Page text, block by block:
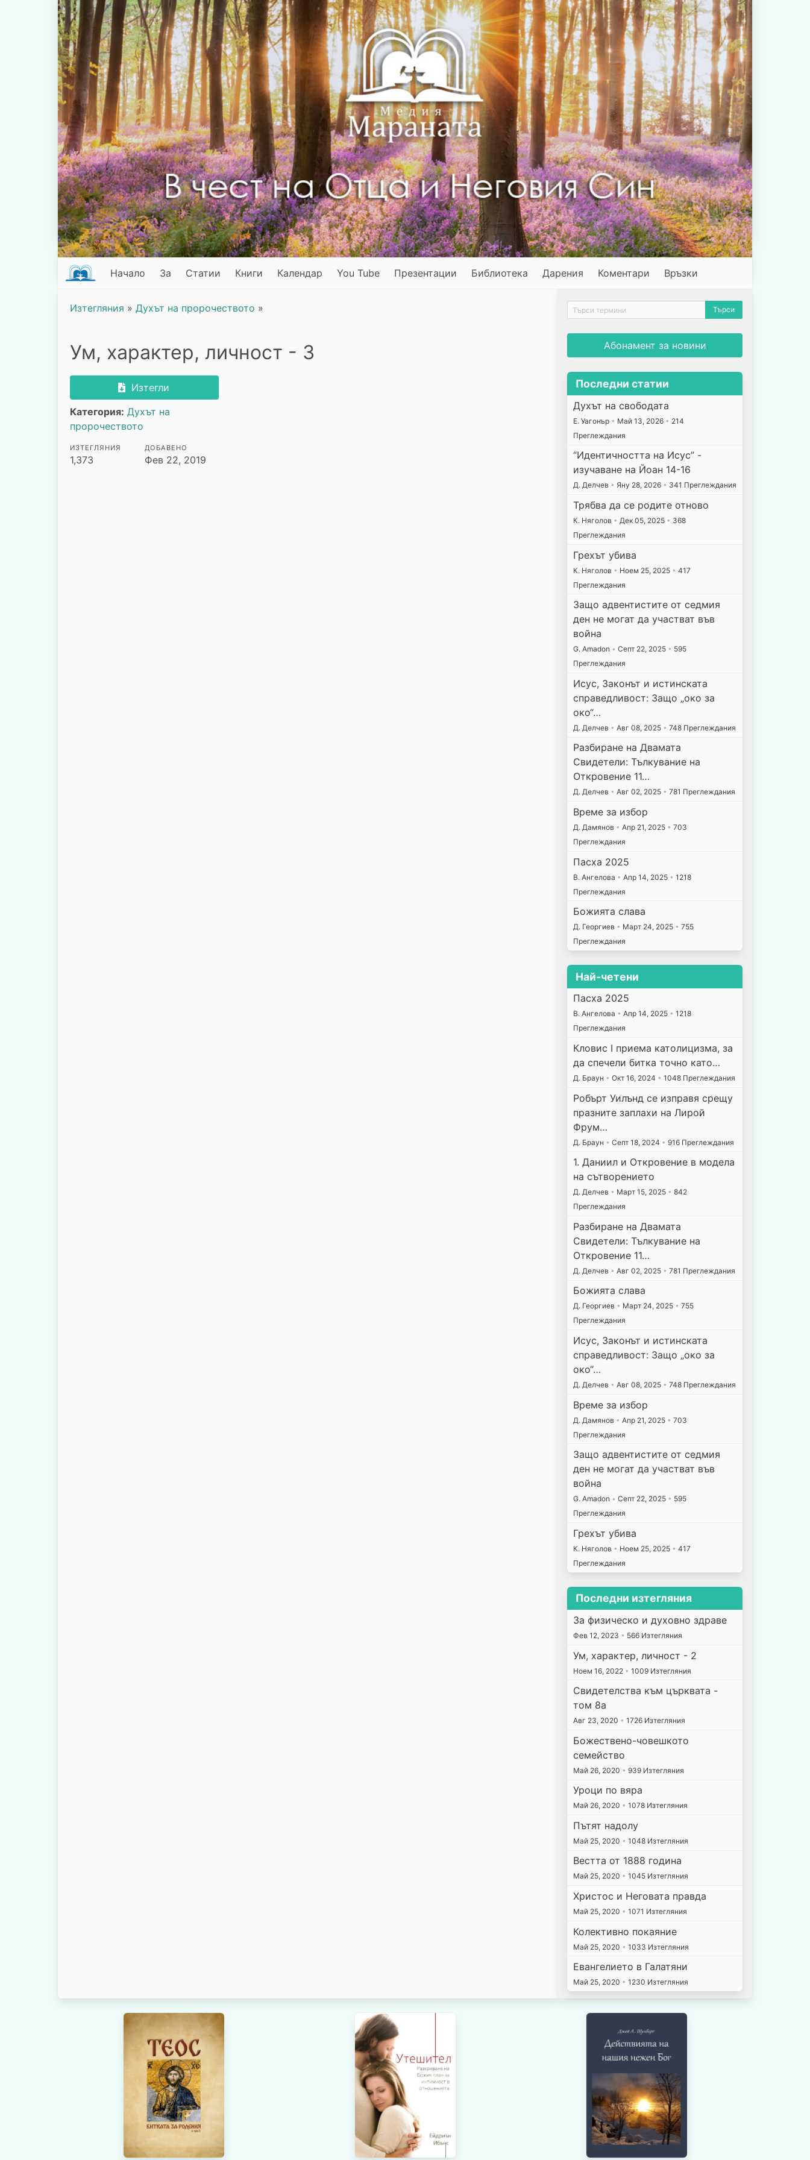
Начало За Статии Книги Календар You Tube Презентации Библиотека Дарения Коментари Връзки
Изтегляния » Духът на пророчеството »
Ум, характер, личност - 3
Изтегли
Категория: Духът на
пророчеството
ИЗТЕГЛЯНИЯ
1,373
ДОБАВЕНО
Фев 22, 2019
Абонамент за новини
Последни статии
Духът на свободата
E. Уагонър • Май 13, 2026 • 214
Преглеждания
“Идентичността на Исус” -
изучаване на Йоан 14-16
Д. Делчев • Яну 28, 2026 • 341 Преглеждания
Трябва да се родите отново
К. Няголов • Дек 05, 2025 • 368
Преглеждания
Грехът убива
К. Няголов • Ноем 25, 2025 • 417
Преглеждания
Защо адвентистите от седмия
ден не могат да участват във
война
G. Amadon • Септ 22, 2025 • 595
Преглеждания
Исус, Законът и истинската
справедливост: Защо „око за
око“…
Д. Делчев • Авг 08, 2025 • 748 Преглеждания
Разбиране на Двамата
Свидетели: Тълкувание на
Откровение 11…
Д. Делчев • Авг 02, 2025 • 781 Преглеждания
Време за избор
Д. Дамянов • Апр 21, 2025 • 703
Преглеждания
Пасха 2025
В. Ангелова • Апр 14, 2025 • 1218
Преглеждания
Божията слава
Д. Георгиев • Март 24, 2025 • 755
Преглеждания
Най-четени
Пасха 2025
В. Ангелова • Апр 14, 2025 • 1218
Преглеждания
Кловис I приема католицизма, за
да спечели битка точно като…
Д. Браун • Окт 16, 2024 • 1048 Преглеждания
Робърт Уилънд се изправя срещу
празните заплахи на Лирой
Фрум…
Д. Браун • Септ 18, 2024 • 916 Преглеждания
1. Даниил и Откровение в модела
на сътворението
Д. Делчев • Март 15, 2025 • 842
Преглеждания
Разбиране на Двамата
Свидетели: Тълкувание на
Откровение 11…
Д. Делчев • Авг 02, 2025 • 781 Преглеждания
Божията слава
Д. Георгиев • Март 24, 2025 • 755
Преглеждания
Исус, Законът и истинската
справедливост: Защо „око за
око“…
Д. Делчев • Авг 08, 2025 • 748 Преглеждания
Време за избор
Д. Дамянов • Апр 21, 2025 • 703
Преглеждания
Защо адвентистите от седмия
ден не могат да участват във
война
G. Amadon • Септ 22, 2025 • 595
Преглеждания
Грехът убива
К. Няголов • Ноем 25, 2025 • 417
Преглеждания
Последни изтегляния
За физическо и духовно здраве
Фев 12, 2023 • 566 Изтегляния
Ум, характер, личност - 2
Ноем 16, 2022 • 1009 Изтегляния
Свидетелства към църквата -
том 8а
Авг 23, 2020 • 1726 Изтегляния
Божествено-човешкото
семейство
Май 26, 2020 • 939 Изтегляния
Уроци по вяра
Май 26, 2020 • 1078 Изтегляния
Пътят надолу
Май 25, 2020 • 1048 Изтегляния
Вестта от 1888 година
Май 25, 2020 • 1045 Изтегляния
Христос и Неговата правда
Май 25, 2020 • 1071 Изтегляния
Колективно покаяние
Май 25, 2020 • 1033 Изтегляния
Евангелието в Галатяни
Май 25, 2020 • 1230 Изтегляния